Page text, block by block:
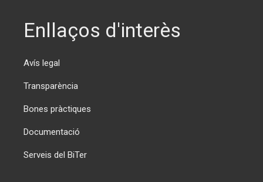
Enllaços d'interès
Avís legal
Transparència
Bones pràctiques
Documentació
Serveis del BiTer